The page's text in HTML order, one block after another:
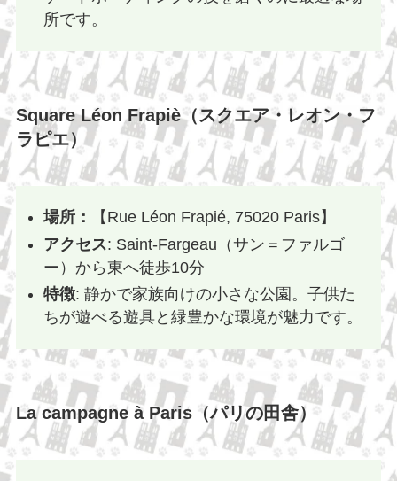
所です。
Square Léon Frapiè（スクエア・レオン・フ
ラピエ）
場所：
【Rue Léon Frapié, 75020 Paris】
アクセス: Saint-Fargeau（サン＝ファルゴ
ー）から東へ徒歩10分
特徴: 静かで家族向けの小さな公園。子供た
ちが遊べる遊具と緑豊かな環境が魅力です。
La campagne à Paris（パリの田舎）